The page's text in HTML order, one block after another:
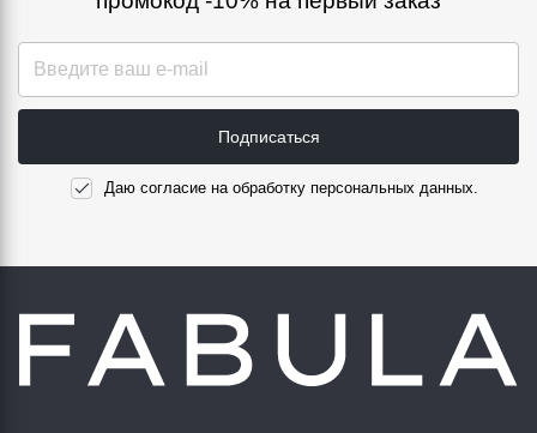
Подписаться
Даю согласие на обработку персональных данных.